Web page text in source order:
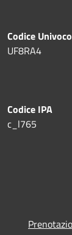
Codice
UF8RA4
Codice IPA
c_l765